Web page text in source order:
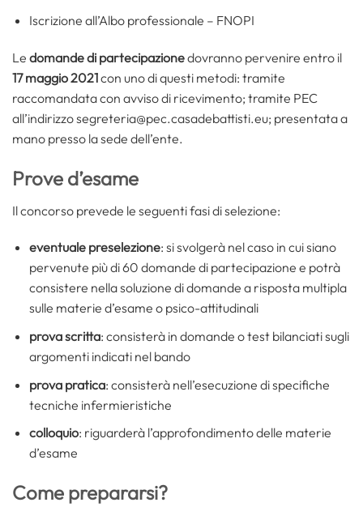
Iscrizione all’Albo professionale – FNOPI
Le domande di partecipazionedovranno pervenire entro il
17 maggio 2021con uno di questi metodi: tramite
raccomandata con avviso di ricevimento; tramite PEC
all’indirizzo segreteria@pec.casadebattisti.eu; presentata a
mano presso la sede dell’ente.
Prove d’esame
Il concorso prevede le seguenti fasi di selezione:
eventuale preselezione: si svolgerà nel caso in cui siano
pervenute più di 60 domande di partecipazione e potrà
consistere nella soluzione di domande a risposta multipla
sulle materie d’esame o psico-attitudinali
prova scritta: consisterà in domande o test bilanciati sugli
argomenti indicati nel bando
prova pratica: consisterà nell’esecuzione di specifiche
tecniche infermieristiche
colloquio: riguarderà l’approfondimento delle materie
d’esame
Come prepararsi?